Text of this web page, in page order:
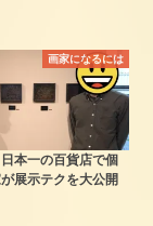
画家になるには
日本一の百貨店で個
展示テクを大公開